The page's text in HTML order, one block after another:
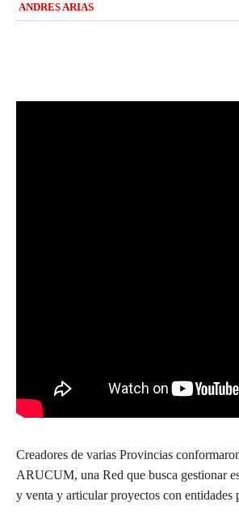
ANDRES ARIAS
Creadores de varias Provincias
ARUCUM, una Red que busca gestionar
y venta y articular proyectos con entidades